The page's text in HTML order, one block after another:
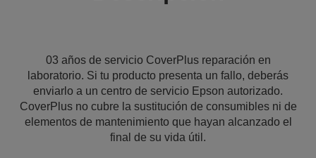
03 años de servicio CoverPlus reparación en
laboratorio. Si tu producto presenta un fallo, deberás
enviarlo a un centro de servicio Epson autorizado.
CoverPlus no cubre la sustitución de consumibles ni de
elementos de mantenimiento que hayan alcanzado el
final de su vida útil.